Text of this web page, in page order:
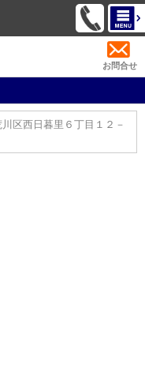
お問合せ
区西日暮里６丁目１２－